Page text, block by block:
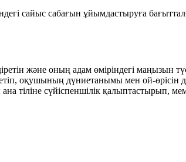
сайыс сабағын ұйымдастыруға
және оның адам өміріндегі маңызын
оқушының дүниетанымы мен ой-өрісін
тіліне сүйіспеншілік қалыптастырып,